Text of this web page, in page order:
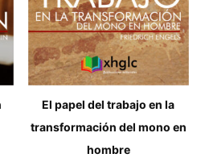
la
página
de
El papel del trabajo en la
transformación del mono en
hombre